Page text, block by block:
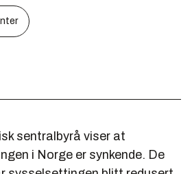
sentralbyrå viser at
i Norge er synkende. De